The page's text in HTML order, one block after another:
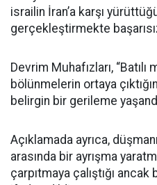
israilin İran’a karşı
gerçekleştirmekte
Devrim Muhafızları,
bölünmelerin ortaya
belirgin bir gerileme
Açıklamada ayrıca,
arasında bir ayrışma
çarpıtmaya çalıştığı